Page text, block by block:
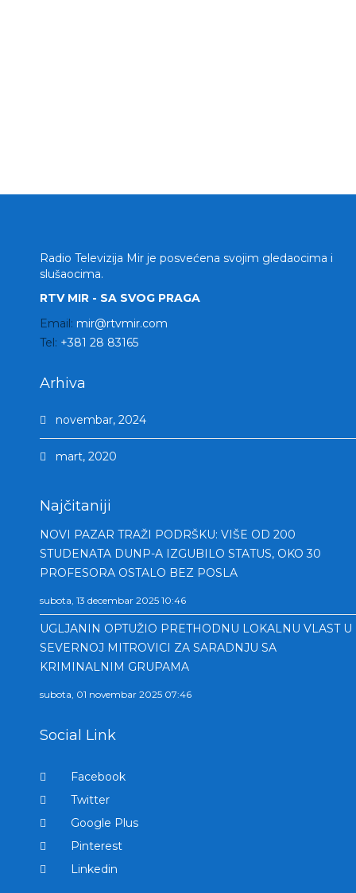
Radio Televizija Mir je posvećena svojim gledaocima i
slušaocima.
RTV MIR - SA SVOG PRAGA
Email: mir@rtvmir.com
Tel: +381 28 83165
Arhiva
novembar, 2024
mart, 2020
Najčitaniji
NOVI PAZAR TRAŽI PODRŠKU: VIŠE OD 200
STUDENATA DUNP-A IZGUBILO STATUS, OKO 30
PROFESORA OSTALO BEZ POSLA
subota, 13 decembar 2025 10:46
UGLJANIN OPTUŽIO PRETHODNU LOKALNU VLAST U
SEVERNOJ MITROVICI ZA SARADNJU SA
KRIMINALNIM GRUPAMA
subota, 01 novembar 2025 07:46
Social Link
Facebook
Twitter
Google Plus
Pinterest
Linkedin